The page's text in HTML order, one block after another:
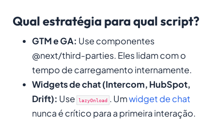
Qual estratégia para qual script?
GTM e GA: Use componentes
@next/third-parties. Eles lidam com o
tempo de carregamento internamente.
Widgets de chat (Intercom, HubSpot,
Drift): Use lazyOnload . Umwidget de chat
nunca é crítico para a primeira interação.